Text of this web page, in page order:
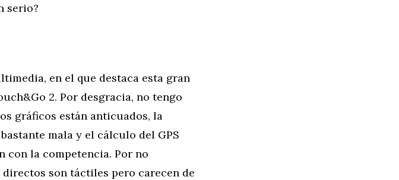
serio?
en el que destaca esta gran
2. Por desgracia, no tengo
gráficos están anticuados, la
mala y el cálculo del GPS
con la competencia. Por no
son táctiles pero carecen de